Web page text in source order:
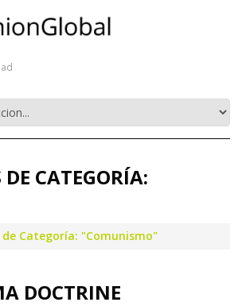
CATEGORÍA:
de Categoría: "Comunismo"
DOCTRINE